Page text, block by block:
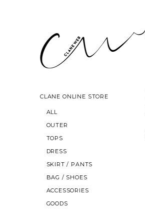
CLANE ONLINE STORE
ALL
OUTER
TOPS
DRESS
SKIRT / PANTS
BAG / SHOES
ACCESSORIES
GOODS